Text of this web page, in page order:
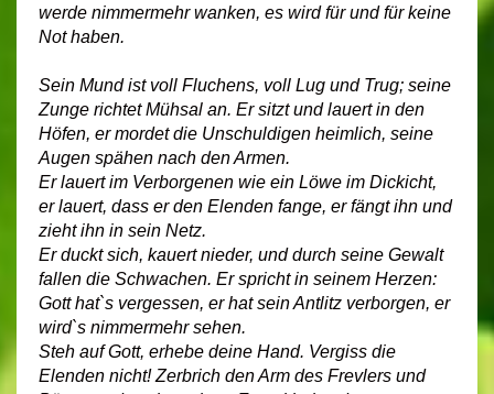
werde nimmermehr wanken, es wird für und für keine
Not haben.
Sein Mund ist voll Fluchens, voll Lug und Trug; seine
Zunge richtet Mühsal an. Er sitzt und lauert in den
Höfen, er mordet die Unschuldigen heimlich, seine
Augen spähen nach den Armen.
Er lauert im Verborgenen wie ein Löwe im Dickicht,
er lauert, dass er den Elenden fange, er fängt ihn und
zieht ihn in sein Netz.
Er duckt sich, kauert nieder, und durch seine Gewalt
fallen die Schwachen. Er spricht in seinem Herzen:
Gott hat`s vergessen, er hat sein Antlitz verborgen, er
wird`s nimmermehr sehen.
Steh auf Gott, erhebe deine Hand. Vergiss die
Elenden nicht! Zerbrich den Arm des Frevlers und